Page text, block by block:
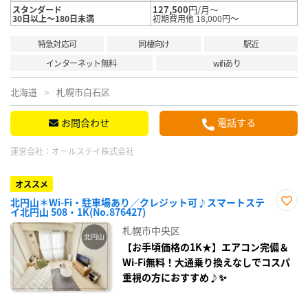
スタンダード
30日以上～180日未満
127,500円/月～
初期費用他 18,000円～
特急対応可 同棲向け
駅近
インターネット無料
wifiあり
北海道 札幌市白石区
お問合わせ 電話する
運営会社： オールステイ株式会社
オススメ
北円山＊Wi-Fi・駐車場あり／クレジット可♪スマートステ
イ北円山 508・1K(No.876427)
録
札幌市中央区
【お手頃価格の1K★】エアコン完備＆
Wi-Fi無料！大通乗り換えなしでコスパ
重視の方におすすめ♪✨